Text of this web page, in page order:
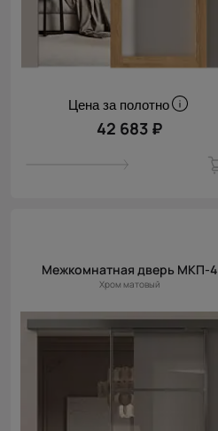
Цена за полотно
42 683 ₽
Межкомнатная дверь МКП-4
Хром матовый